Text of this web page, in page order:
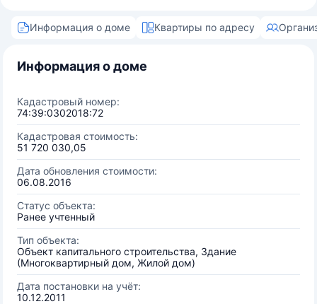
Информация о доме Квартиры по адресу
Информация о доме
Кадастровый номер:
74:39:0302018:72
Кадастровая стоимость:
51 720 030,05
Дата обновления стоимости:
06.08.2016
Статус объекта:
Ранее учтенный
Тип объекта:
Объект капитального строительства, Здание
(Многоквартирный дом, Жилой дом)
Дата постановки на учёт:
10.12.2011